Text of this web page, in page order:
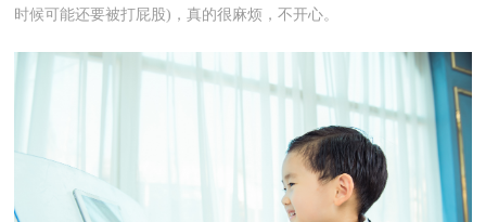
时候可能还要被打屁股)，真的很麻烦，不开心。